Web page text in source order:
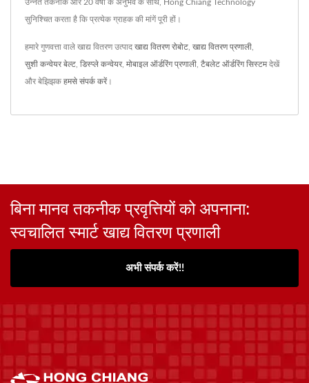
उन्नत तकनीक और 20 वर्षों के अनुभव के साथ, Hong Chiang Technology
सुनिश्चित करता है कि प्रत्येक ग्राहक की मांगें पूरी हों।
हमारे गुणवत्ता वाले खाद्य वितरण उत्पाद खाद्य वितरण रोबोट खाद्य वितरण प्रणाली
सुशी कन्वेयर बेल्ट डिस्प्ले कन्वेयर, मोबाइल ऑर्डरिंग प्रणाली टैबलेट ऑर्डरिंग सिस्टमदेखें
और बेझिझक हमसे संपर्क करें।
बिना मानव तकनीक प्रवृत्तियों को अपनाना:
स्वचालित स्मार्ट खाद्य वितरण प्रणाली
अभी संपर्क करें!!